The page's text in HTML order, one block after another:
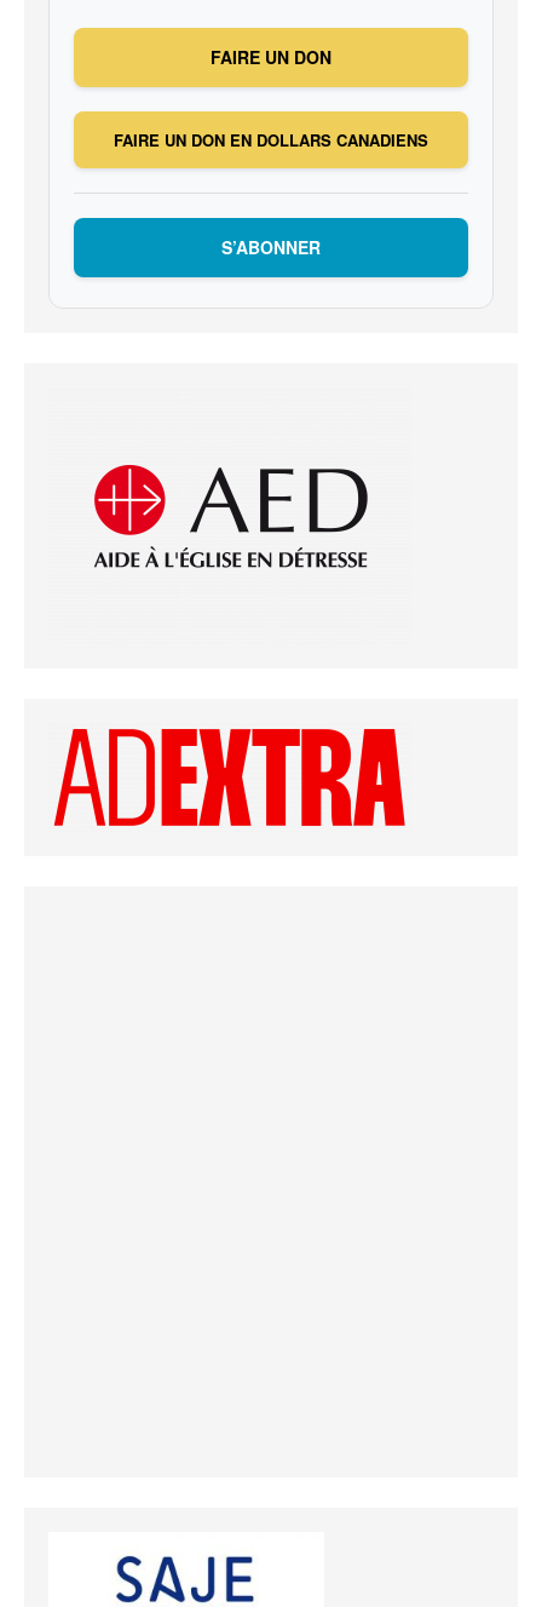
FAIRE UN DON
FAIRE UN DON EN DOLLARS CANADIENS
S’ABONNER